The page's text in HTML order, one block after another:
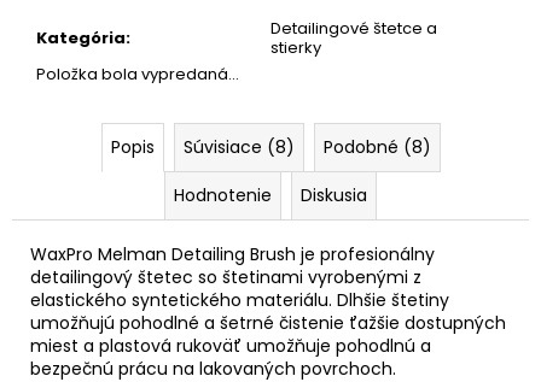
Kategória:
Detailingové štetce a
stierky
Položka bola vypredaná…
Popis Súvisiace (8)
Podobné (8)
Hodnotenie
Diskusia
WaxPro Melman Detailing Brush je profesionálny
detailingový štetec so štetinami vyrobenými z
elastického syntetického materiálu. Dlhšie štetiny
umožňujú pohodlné a šetrné čistenie ťažšie dostupných
miest a plastová rukoväť umožňuje pohodlnú a
bezpečnú prácu na lakovaných povrchoch.
m
e
€12,50